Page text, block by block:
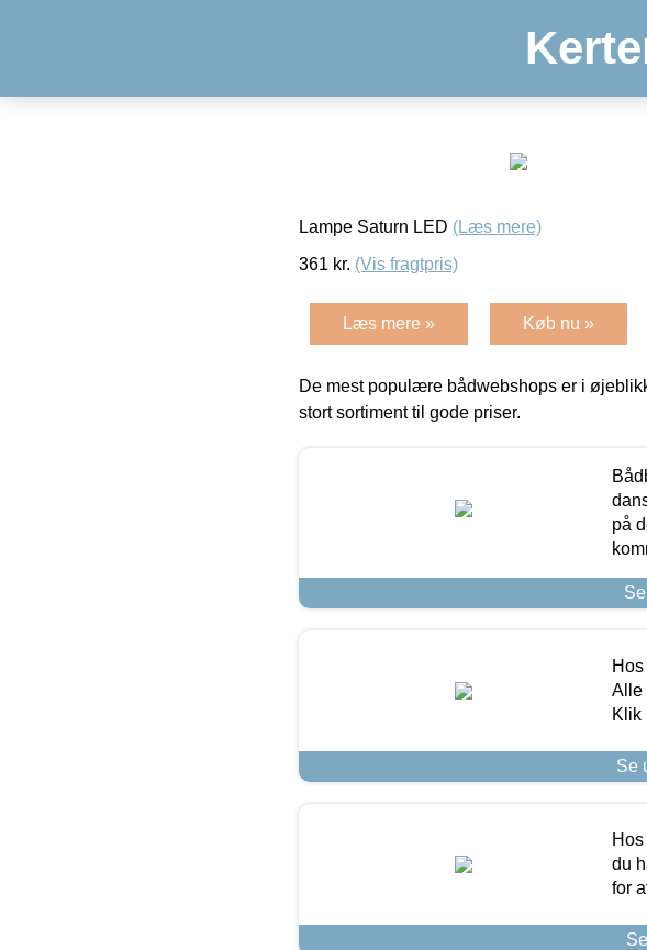
Lampe Saturn LED (Læs mere)
361 kr. (Vis fragtpris)
Læs mere » Køb nu »
De mest populære bådwebshops er i
stort sortiment til gode priser.
på
Alle
Klik
Se
du
for